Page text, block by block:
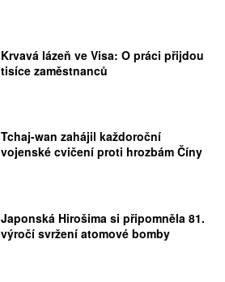
Krvavá lázeň ve Visa: O práci přijdou
tisíce zaměstnanců
Tchaj-wan zahájil každoroční
vojenské cvičení proti hrozbám Číny
Japonská Hirošima si připomněla 81.
výročí svržení atomové bomby